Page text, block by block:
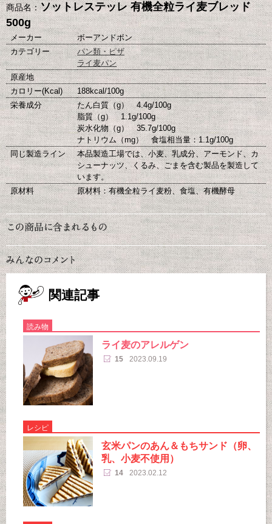
商品名：ソットレステッレ 有機全粒ライ麦ブレッド
500g
メーカー
ボーアンドボン
カテゴリー
パン類・ピザ
ライ麦パン
原産地
カロリー(Kcal)
188kcal/100g
栄養成分
たん白質（g） 4.4g/100g
脂質（g） 1.1g/100g
炭水化物（g） 35.7g/100g
ナトリウム（mg） 食塩相当量：1.1g/100g
同じ製造ライン
本品製造工場では、小麦、乳成分、アーモンド、カ
シューナッツ、くるみ、ごまを含む製品を製造して
います。
原材料
原材料：有機全粒ライ麦粉、食塩、有機酵母
関連記事
読み物
ライ麦のアレルゲン
15 2023.09.19
レシピ
玄米パンのあん＆もちサンド（卵、
乳、小麦不使用）
14 2023.02.12